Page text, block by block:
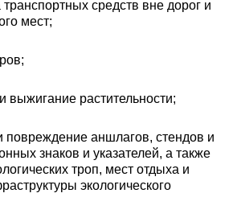
транспортных средств вне дорог и
мест;
выжигание растительности;
повреждение аншлагов, стендов и
знаков и указателей, а также
троп, мест отдыха и
экологического